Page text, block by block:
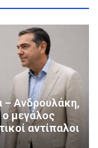
– Ανδρουλάκη,
ο μεγάλος
αντίπαλοι